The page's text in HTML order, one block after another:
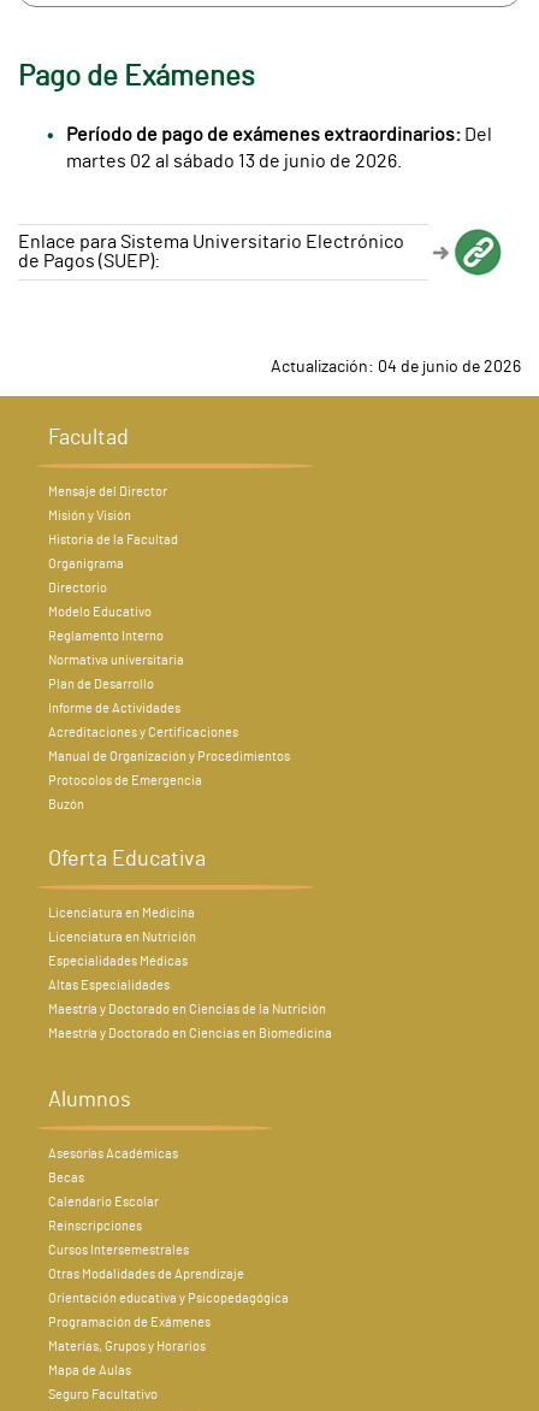
Pago de Exámenes
Período de pago de exámenes extraordinarios: Del
martes 02 al sábado 13 de junio de 2026.
Enlace para Sistema Universitario Electrónico
de Pagos (SUEP):
Actualización: 04 de junio de 2026
Facultad
Mensaje del Director
Misión y Visión
Historia de la Facultad
Organigrama
Directorio
Modelo Educativo
Reglamento Interno
Normativa universitaria
Plan de Desarrollo
Informe de Actividades
Acreditaciones y Certificaciones
Manual de Organización y Procedimientos
Protocolos de Emergencia
Buzón
Oferta Educativa
Licenciatura en Medicina
Licenciatura en Nutrición
Especialidades Médicas
Altas Especialidades
Maestría y Doctorado en Ciencias de la Nutrición
Maestría y Doctorado en Ciencias en Biomedicina
Alumnos
Asesorías Académicas
Becas
Calendario Escolar
Reinscripciones
Cursos Intersemestrales
Otras Modalidades de Aprendizaje
Orientación educativa y Psicopedagógica
Programación de Exámenes
Materias, Grupos y Horarios
Mapa de Aulas
Seguro Facultativo